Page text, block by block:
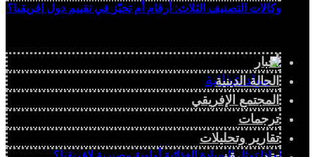
وكالات التصنيف الثلاث: أرقام أم تحيّز في تقييم دول إفريقيا؟
أخبار
الحالة الدينية
المجتمع الإفريقي
ترجمات
تقارير وتحليلات